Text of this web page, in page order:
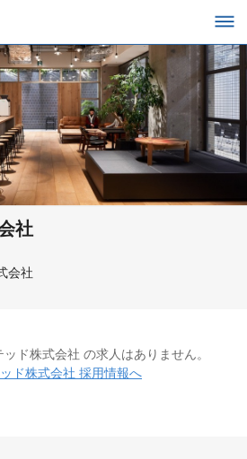
社
会社
ド株式会社 の求人はありません。
ド株式会社 採用情報へ